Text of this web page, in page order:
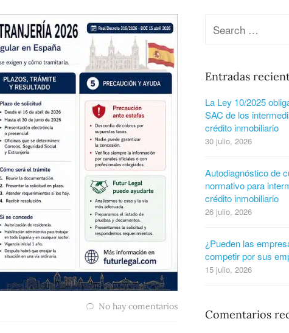
No hay comentarios
Entradas
La Ley 10/2025
SAC de los
crédito inmobiliario
30 julio, 2026
Autodiagnóstico de
normativo para
crédito inmobiliario
26 julio, 2026
¿Pueden las
competir por sus
15 julio, 2026
Comentarios